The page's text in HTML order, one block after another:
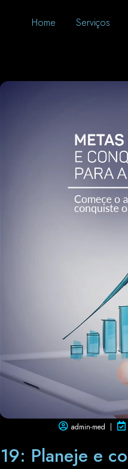
Home Serviços
admin-med
Planeje e